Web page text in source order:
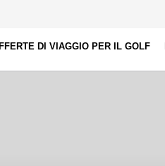
DI VIAGGIO PER IL GOLF